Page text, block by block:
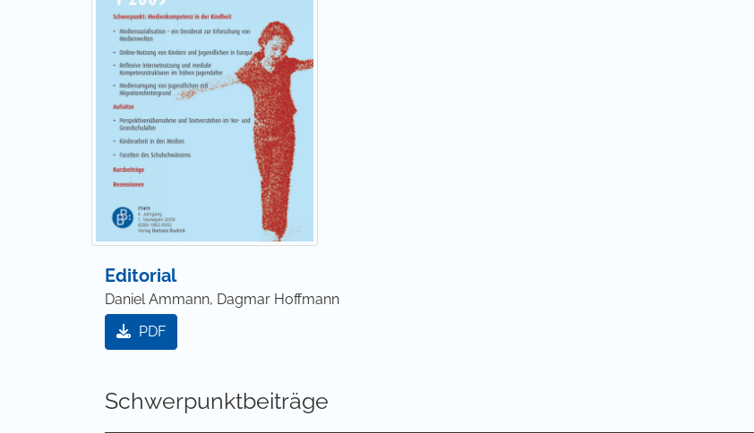
Editorial
Daniel Ammann, Dagmar Hoffmann
PDF
Schwerpunktbeiträge